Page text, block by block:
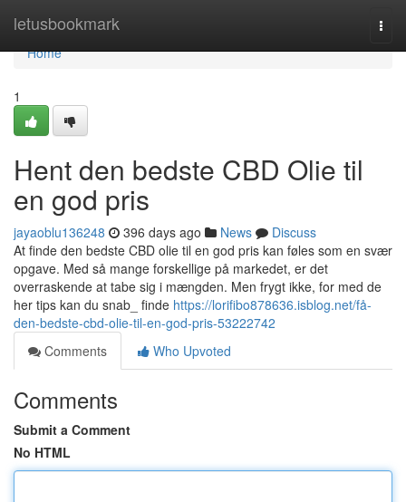
letusbookmark
Home
Home
1
Hent den bedste CBD Olie til
en god pris
jayaoblu136248 396 days ago News
Discuss
At finde den bedste CBD olie til en god pris kan føles som en svær
opgave. Med så mange forskellige på markedet, er det
overraskende at tabe sig i mængden. Men frygt ikke, for med de
her tips kan du snab_ finde https://lorifibo878636.isblog.net/få-
den-bedste-cbd-olie-til-en-god-pris-53222742
Comments
Who Upvoted
Comments
Submit a Comment
No HTML